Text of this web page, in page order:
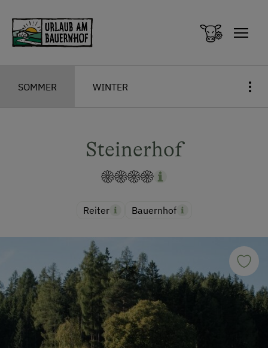
SOMMER WINTER
Steinerhof
Reiter Bauernhof